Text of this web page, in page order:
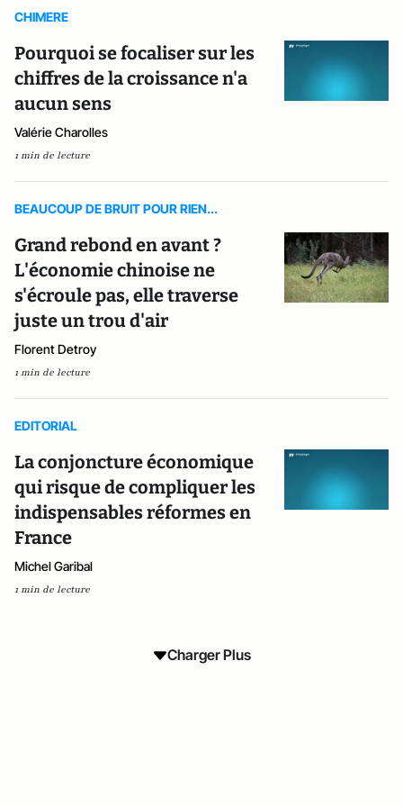
CHIMERE
Pourquoi se focaliser sur les
chiffres de la croissance n'a
aucun sens
Valérie Charolles
1 min de lecture
BEAUCOUP DE BRUIT POUR RIEN...
Grand rebond en avant ?
L'économie chinoise ne
s'écroule pas, elle traverse
juste un trou d'air
Florent Detroy
1 min de lecture
EDITORIAL
La conjoncture économique
qui risque de compliquer les
indispensables réformes en
France
Michel Garibal
1 min de lecture
Charger Plus